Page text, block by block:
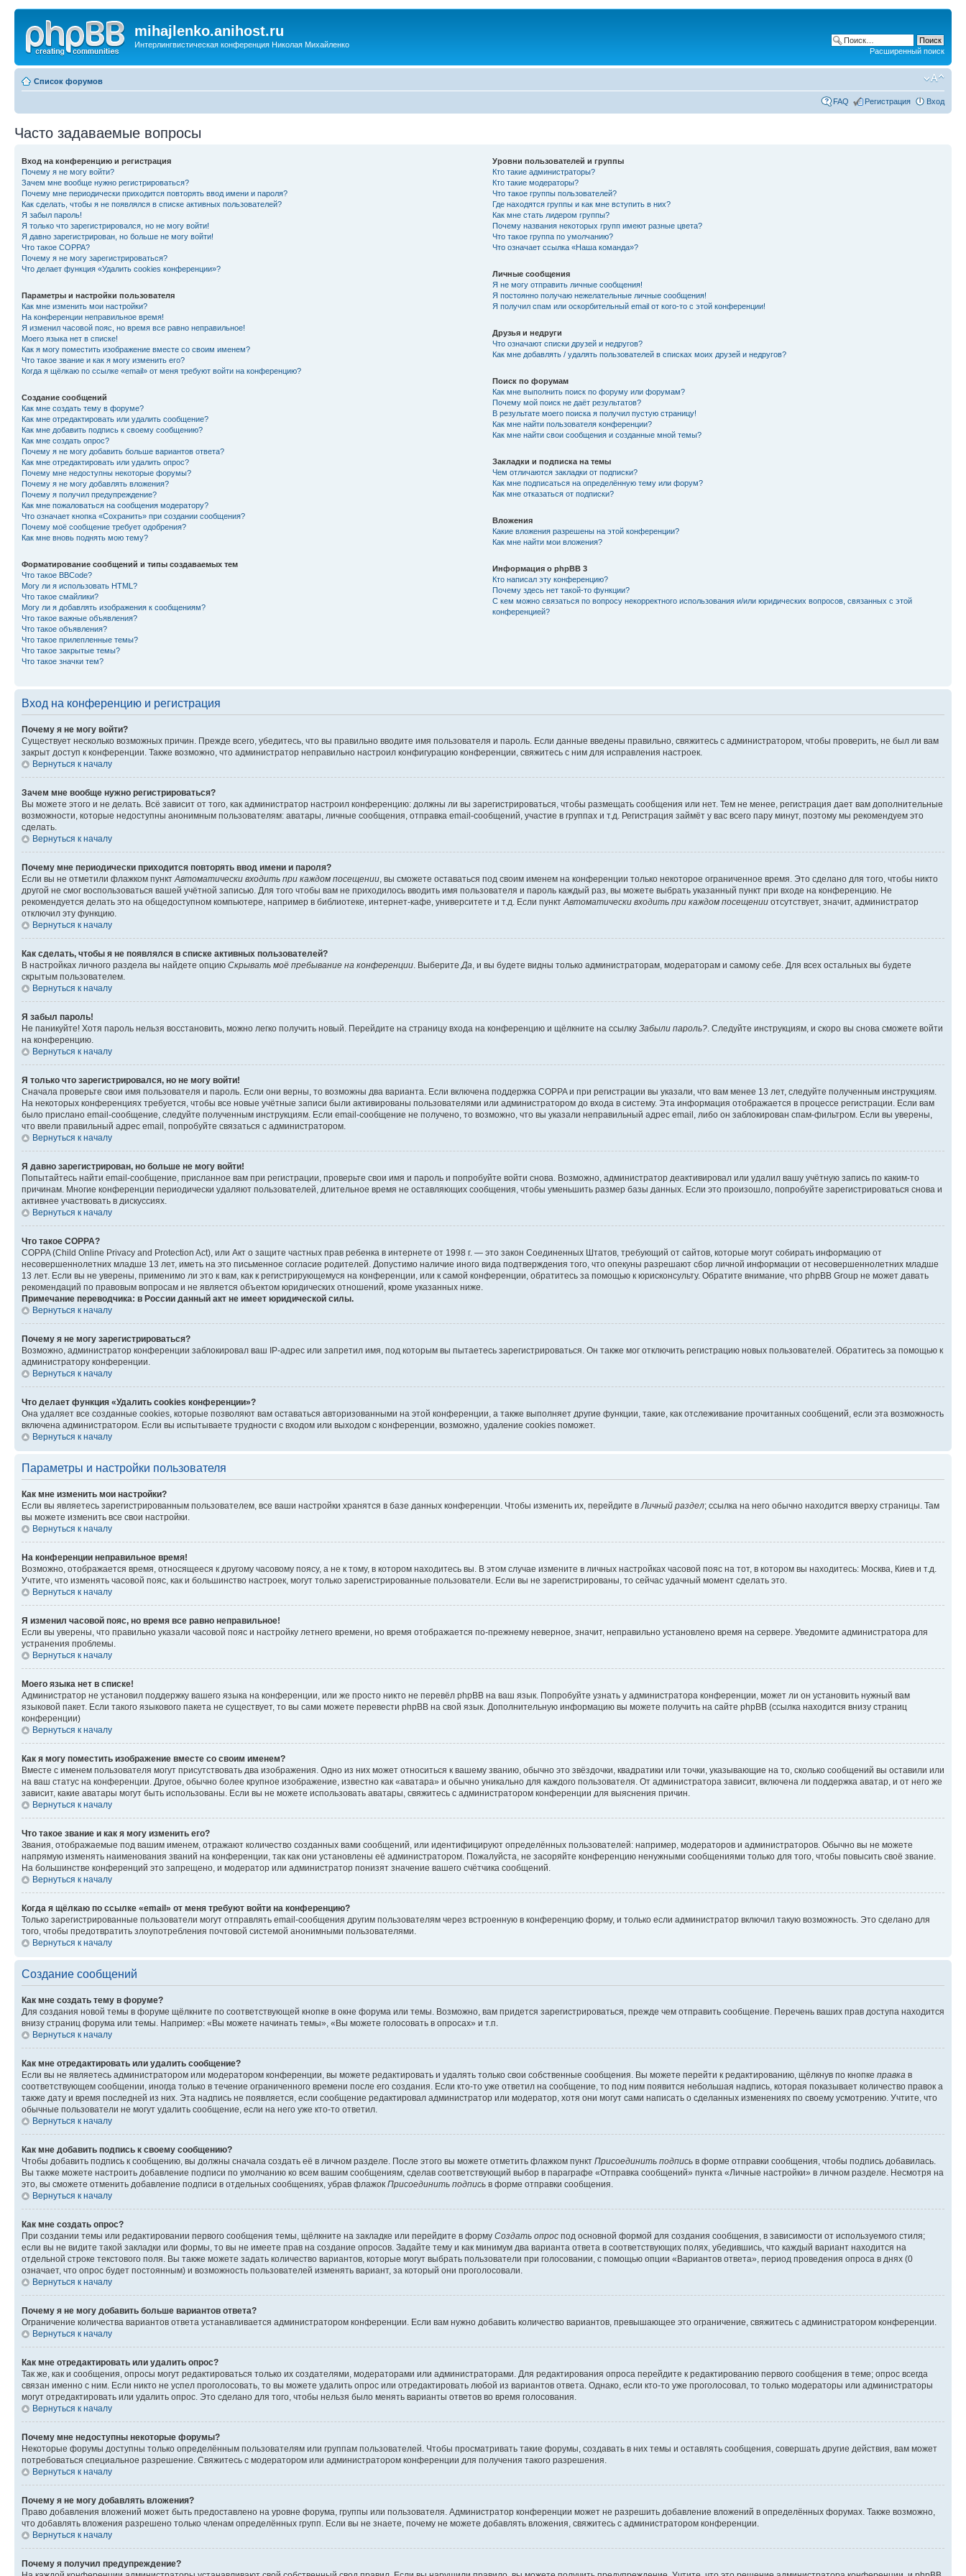
mihajlenko.anihost.ru
Интерлингвистическая конференция Николая Михайленко
Расширенный поиск
Список форумов
FAQ Регистрация Вход
Часто задаваемые вопросы
Вход на конференцию и регистрация
Почему я не могу войти?
Зачем мне вообще нужно регистрироваться?
Почему мне периодически приходится повторять ввод имени и пароля?
Как сделать, чтобы я не появлялся в списке активных пользователей?
Я забыл пароль!
Я только что зарегистрировался, но не могу войти!
Я давно зарегистрирован, но больше не могу войти!
Что такое COPPA?
Почему я не могу зарегистрироваться?
Что делает функция «Удалить cookies конференции»?
Параметры и настройки пользователя
Как мне изменить мои настройки?
На конференции неправильное время!
Я изменил часовой пояс, но время все равно неправильное!
Моего языка нет в списке!
Как я могу поместить изображение вместе со своим именем?
Что такое звание и как я могу изменить его?
Когда я щёлкаю по ссылке «email» от меня требуют войти на конференцию?
Создание сообщений
Как мне создать тему в форуме?
Как мне отредактировать или удалить сообщение?
Как мне добавить подпись к своему сообщению?
Как мне создать опрос?
Почему я не могу добавить больше вариантов ответа?
Как мне отредактировать или удалить опрос?
Почему мне недоступны некоторые форумы?
Почему я не могу добавлять вложения?
Почему я получил предупреждение?
Как мне пожаловаться на сообщения модератору?
Что означает кнопка «Сохранить» при создании сообщения?
Почему моё сообщение требует одобрения?
Как мне вновь поднять мою тему?
Форматирование сообщений и типы создаваемых тем
Что такое BBCode?
Могу ли я использовать HTML?
Что такое смайлики?
Могу ли я добавлять изображения к сообщениям?
Что такое важные объявления?
Что такое объявления?
Что такое прилепленные темы?
Что такое закрытые темы?
Что такое значки тем?
Уровни пользователей и группы
Кто такие администраторы?
Кто такие модераторы?
Что такое группы пользователей?
Где находятся группы и как мне вступить в них?
Как мне стать лидером группы?
Почему названия некоторых групп имеют разные цвета?
Что такое группа по умолчанию?
Что означает ссылка «Наша команда»?
Личные сообщения
Я не могу отправить личные сообщения!
Я постоянно получаю нежелательные личные сообщения!
Я получил спам или оскорбительный email от кого-то с этой конференции!
Друзья и недруги
Что означают списки друзей и недругов?
Как мне добавлять / удалять пользователей в списках моих друзей и недругов?
Поиск по форумам
Как мне выполнить поиск по форуму или форумам?
Почему мой поиск не даёт результатов?
В результате моего поиска я получил пустую страницу!
Как мне найти пользователя конференции?
Как мне найти свои сообщения и созданные мной темы?
Закладки и подписка на темы
Чем отличаются закладки от подписки?
Как мне подписаться на определённую тему или форум?
Как мне отказаться от подписки?
Вложения
Какие вложения разрешены на этой конференции?
Как мне найти мои вложения?
Информация о phpBB 3
Кто написал эту конференцию?
Почему здесь нет такой-то функции?
С кем можно связаться по вопросу некорректного использования и/или юридических вопросов, связанных с этой
конференцией?
Вход на конференцию и регистрация
Почему я не могу войти?
Существует несколько возможных причин. Прежде всего, убедитесь, что вы правильно вводите имя пользователя и пароль. Если данные введены правильно, свяжитесь с администратором, чтобы проверить, не был ли вам
закрыт доступ к конференции. Также возможно, что администратор неправильно настроил конфигурацию конференции, свяжитесь с ним для исправления настроек.
Вернуться к началу
Зачем мне вообще нужно регистрироваться?
Вы можете этого и не делать. Всё зависит от того, как администратор настроил конференцию: должны ли вы зарегистрироваться, чтобы размещать сообщения или нет. Тем не менее, регистрация дает вам дополнительные
возможности, которые недоступны анонимным пользователям: аватары, личные сообщения, отправка email-сообщений, участие в группах и т.д. Регистрация займёт у вас всего пару минут, поэтому мы рекомендуем это
сделать.
Вернуться к началу
Почему мне периодически приходится повторять ввод имени и пароля?
Если вы не отметили флажком пункт Автоматически входить при каждом посещении , вы сможете оставаться под своим именем на конференции только некоторое ограниченное время. Это сделано для того, чтобы никто
другой не смог воспользоваться вашей учётной записью. Для того чтобы вам не приходилось вводить имя пользователя и пароль каждый раз, вы можете выбрать указанный пункт при входе на конференцию. Не
рекомендуется делать это на общедоступном компьютере, например в библиотеке, интернет-кафе, университете и т.д. Если пункт Автоматически входить при каждом посещении отсутствует, значит, администратор
отключил эту функцию.
Вернуться к началу
Как сделать, чтобы я не появлялся в списке активных пользователей?
В настройках личного раздела вы найдете опцию Скрывать моё пребывание на конференции . Выберите Да , и вы будете видны только администраторам, модераторам и самому себе. Для всех остальных вы будете
скрытым пользователем.
Вернуться к началу
Я забыл пароль!
Не паникуйте! Хотя пароль нельзя восстановить, можно легко получить новый. Перейдите на страницу входа на конференцию и щёлкните на ссылку Забыли пароль? . Следуйте инструкциям, и скоро вы снова сможете войти
на конференцию.
Вернуться к началу
Я только что зарегистрировался, но не могу войти!
Сначала проверьте свои имя пользователя и пароль. Если они верны, то возможны два варианта. Если включена поддержка COPPA и при регистрации вы указали, что вам менее 13 лет, следуйте полученным инструкциям.
На некоторых конференциях требуется, чтобы все новые учётные записи были активированы пользователями или администратором до входа в систему. Эта информация отображается в процессе регистрации. Если вам
было прислано email-сообщение, следуйте полученным инструкциям. Если email-сообщение не получено, то возможно, что вы указали неправильный адрес email, либо он заблокирован спам-фильтром. Если вы уверены,
что ввели правильный адрес email, попробуйте связаться с администратором.
Вернуться к началу
Я давно зарегистрирован, но больше не могу войти!
Попытайтесь найти email-сообщение, присланное вам при регистрации, проверьте свои имя и пароль и попробуйте войти снова. Возможно, администратор деактивировал или удалил вашу учётную запись по каким-то
причинам. Многие конференции периодически удаляют пользователей, длительное время не оставляющих сообщения, чтобы уменьшить размер базы данных. Если это произошло, попробуйте зарегистрироваться снова и
активнее участвовать в дискуссиях.
Вернуться к началу
Что такое COPPA?
COPPA (Child Online Privacy and Protection Act), или Акт о защите частных прав ребенка в интернете от 1998 г. — это закон Соединенных Штатов, требующий от сайтов, которые могут собирать информацию от
несовершеннолетних младше 13 лет, иметь на это письменное согласие родителей. Допустимо наличие иного вида подтверждения того, что опекуны разрешают сбор личной информации от несовершеннолетних младше
13 лет. Если вы не уверены, применимо ли это к вам, как к регистрирующемуся на конференции, или к самой конференции, обратитесь за помощью к юрисконсульту. Обратите внимание, что phpBB Group не может давать
рекомендаций по правовым вопросам и не является объектом юридических отношений, кроме указанных ниже.
Примечание переводчика: в России данный акт не имеет юридической силы.
Вернуться к началу
Почему я не могу зарегистрироваться?
Возможно, администратор конференции заблокировал ваш IP-адрес или запретил имя, под которым вы пытаетесь зарегистрироваться. Он также мог отключить регистрацию новых пользователей. Обратитесь за помощью к
администратору конференции.
Вернуться к началу
Что делает функция «Удалить cookies конференции»?
Она удаляет все созданные cookies, которые позволяют вам оставаться авторизованными на этой конференции, а также выполняет другие функции, такие, как отслеживание прочитанных сообщений, если эта возможность
включена администратором. Если вы испытываете трудности с входом или выходом с конференции, возможно, удаление cookies поможет.
Вернуться к началу
Параметры и настройки пользователя
Как мне изменить мои настройки?
Если вы являетесь зарегистрированным пользователем, все ваши настройки хранятся в базе данных конференции. Чтобы изменить их, перейдите в Личный раздел; ссылка на него обычно находится вверху страницы. Там
вы можете изменить все свои настройки.
Вернуться к началу
На конференции неправильное время!
Возможно, отображается время, относящееся к другому часовому поясу, а не к тому, в котором находитесь вы. В этом случае измените в личных настройках часовой пояс на тот, в котором вы находитесь: Москва, Киев и т.д.
Учтите, что изменять часовой пояс, как и большинство настроек, могут только зарегистрированные пользователи. Если вы не зарегистрированы, то сейчас удачный момент сделать это.
Вернуться к началу
Я изменил часовой пояс, но время все равно неправильное!
Если вы уверены, что правильно указали часовой пояс и настройку летнего времени, но время отображается по-прежнему неверное, значит, неправильно установлено время на сервере. Уведомите администратора для
устранения проблемы.
Вернуться к началу
Моего языка нет в списке!
Администратор не установил поддержку вашего языка на конференции, или же просто никто не перевёл phpBB на ваш язык. Попробуйте узнать у администратора конференции, может ли он установить нужный вам
языковой пакет. Если такого языкового пакета не существует, то вы сами можете перевести phpBB на свой язык. Дополнительную информацию вы можете получить на сайте phpBB (ссылка находится внизу страниц
конференции)
Вернуться к началу
Как я могу поместить изображение вместе со своим именем?
Вместе с именем пользователя могут присутствовать два изображения. Одно из них может относиться к вашему званию, обычно это звёздочки, квадратики или точки, указывающие на то, сколько сообщений вы оставили или
на ваш статус на конференции. Другое, обычно более крупное изображение, известно как «аватара» и обычно уникально для каждого пользователя. От администратора зависит, включена ли поддержка аватар, и от него же
зависит, какие аватары могут быть использованы. Если вы не можете использовать аватары, свяжитесь с администратором конференции для выяснения причин.
Вернуться к началу
Что такое звание и как я могу изменить его?
Звания, отображаемые под вашим именем, отражают количество созданных вами сообщений, или идентифицируют определённых пользователей: например, модераторов и администраторов. Обычно вы не можете
напрямую изменять наименования званий на конференции, так как они установлены её администратором. Пожалуйста, не засоряйте конференцию ненужными сообщениями только для того, чтобы повысить своё звание.
На большинстве конференций это запрещено, и модератор или администратор понизят значение вашего счётчика сообщений.
Вернуться к началу
Когда я щёлкаю по ссылке «email» от меня требуют войти на конференцию?
Только зарегистрированные пользователи могут отправлять email-сообщения другим пользователям через встроенную в конференцию форму, и только если администратор включил такую возможность. Это сделано для
того, чтобы предотвратить злоупотребления почтовой системой анонимными пользователями.
Вернуться к началу
Создание сообщений
Как мне создать тему в форуме?
Для создания новой темы в форуме щёлкните по соответствующей кнопке в окне форума или темы. Возможно, вам придется зарегистрироваться, прежде чем отправить сообщение. Перечень ваших прав доступа находится
внизу страниц форума или темы. Например: «Вы можете начинать темы», «Вы можете голосовать в опросах» и т.п.
Вернуться к началу
Как мне отредактировать или удалить сообщение?
Если вы не являетесь администратором или модератором конференции, вы можете редактировать и удалять только свои собственные сообщения. Вы можете перейти к редактированию, щёлкнув по кнопке правка в
соответствующем сообщении, иногда только в течение ограниченного времени после его создания. Если кто-то уже ответил на сообщение, то под ним появится небольшая надпись, которая показывает количество правок а
также дату и время последней из них. Эта надпись не появляется, если сообщение редактировал администратор или модератор, хотя они могут сами написать о сделанных изменениях по своему усмотрению. Учтите, что
обычные пользователи не могут удалить сообщение, если на него уже кто-то ответил.
Вернуться к началу
Как мне добавить подпись к своему сообщению?
Чтобы добавить подпись к сообщению, вы должны сначала создать её в личном разделе. После этого вы можете отметить флажком пункт Присоединить подпись в форме отправки сообщения, чтобы подпись добавилась.
Вы также можете настроить добавление подписи по умолчанию ко всем вашим сообщениям, сделав соответствующий выбор в параграфе «Отправка сообщений» пункта «Личные настройки» в личном разделе. Несмотря на
это, вы сможете отменить добавление подписи в отдельных сообщениях, убрав флажок Присоединить подпись в форме отправки сообщения.
Вернуться к началу
Как мне создать опрос?
При создании темы или редактировании первого сообщения темы, щёлкните на закладке или перейдите в форму Создать опрос под основной формой для создания сообщения, в зависимости от используемого стиля;
если вы не видите такой закладки или формы, то вы не имеете прав на создание опросов. Задайте тему и как минимум два варианта ответа в соответствующих полях, убедившись, что каждый вариант находится на
отдельной строке текстового поля. Вы также можете задать количество вариантов, которые могут выбрать пользователи при голосовании, с помощью опции «Вариантов ответа», период проведения опроса в днях (0
означает, что опрос будет постоянным) и возможность пользователей изменять вариант, за который они проголосовали.
Вернуться к началу
Почему я не могу добавить больше вариантов ответа?
Ограничение количества вариантов ответа устанавливается администратором конференции. Если вам нужно добавить количество вариантов, превышающее это ограничение, свяжитесь с администратором конференции.
Вернуться к началу
Как мне отредактировать или удалить опрос?
Так же, как и сообщения, опросы могут редактироваться только их создателями, модераторами или администраторами. Для редактирования опроса перейдите к редактированию первого сообщения в теме; опрос всегда
связан именно с ним. Если никто не успел проголосовать, то вы можете удалить опрос или отредактировать любой из вариантов ответа. Однако, если кто-то уже проголосовал, то только модераторы или администраторы
могут отредактировать или удалить опрос. Это сделано для того, чтобы нельзя было менять варианты ответов во время голосования.
Вернуться к началу
Почему мне недоступны некоторые форумы?
Некоторые форумы доступны только определённым пользователям или группам пользователей. Чтобы просматривать такие форумы, создавать в них темы и оставлять сообщения, совершать другие действия, вам может
потребоваться специальное разрешение. Свяжитесь с модератором или администратором конференции для получения такого разрешения.
Вернуться к началу
Почему я не могу добавлять вложения?
Право добавления вложений может быть предоставлено на уровне форума, группы или пользователя. Администратор конференции может не разрешить добавление вложений в определённых форумах. Также возможно,
что добавлять вложения разрешено только членам определённых групп. Если вы не знаете, почему не можете добавлять вложения, свяжитесь с администратором конференции.
Вернуться к началу
Почему я получил предупреждение?